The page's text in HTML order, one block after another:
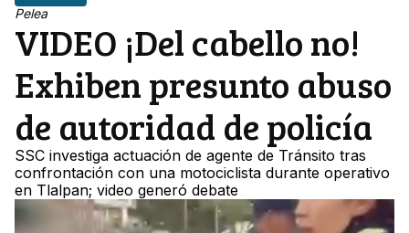
Pelea
VIDEO ¡Del cabello no!
Exhiben presunto abuso
de autoridad de policía
SSC investiga actuación de agente de Tránsito tras
confrontación con una motociclista durante operativo
en Tlalpan; video generó debate